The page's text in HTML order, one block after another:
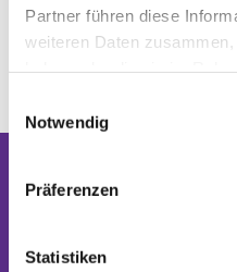
Partner führen diese
weiteren Daten
Notwendig
Präferenzen
Statistiken
Dies könnte Sie